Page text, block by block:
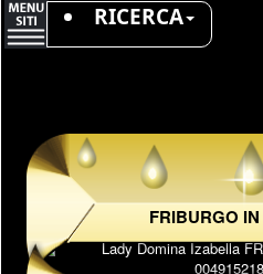
RICERCA
FRIBURGO